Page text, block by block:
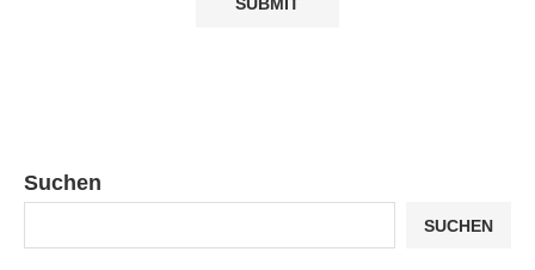
Suchen
SUCHEN